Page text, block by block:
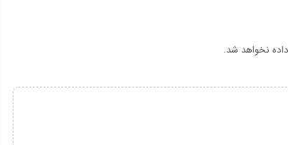
نخواهد شد.